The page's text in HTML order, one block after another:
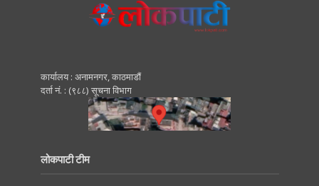
कार्यालय : अनामनगर, काठमाडाैं
दर्ता नं. : (९८८) सूचना विभाग
लोकपाटी टीम